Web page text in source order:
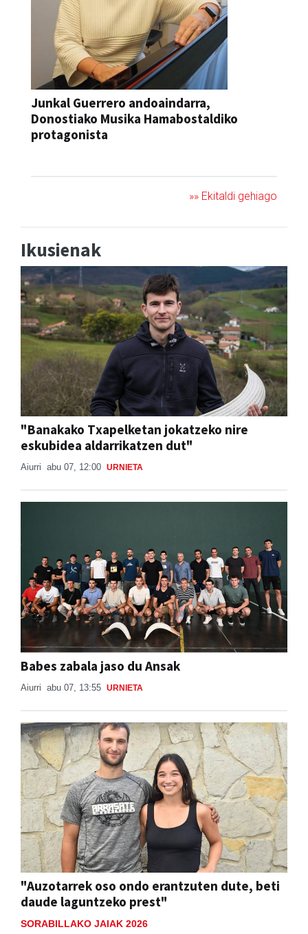
Junkal Guerrero andoaindarra,
Donostiako Musika Hamabostaldiko
protagonista
»» Ekitaldi gehiago
Ikusienak
"Banakako Txapelketan jokatzeko nire
eskubidea aldarrikatzen dut"
Aiurri abu 07, 12:00 URNIETA
Babes zabala jaso du Ansak
Aiurri abu 07, 13:55 URNIETA
"Auzotarrek oso ondo erantzuten dute, beti
daude laguntzeko prest"
SORABILLAKO JAIAK 2026